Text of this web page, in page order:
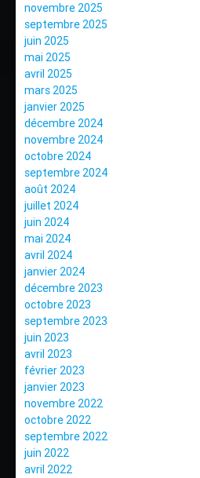
novembre 2025
septembre 2025
juin 2025
mai 2025
avril 2025
mars 2025
janvier 2025
décembre 2024
novembre 2024
octobre 2024
septembre 2024
août 2024
juillet 2024
juin 2024
mai 2024
avril 2024
janvier 2024
décembre 2023
octobre 2023
septembre 2023
juin 2023
avril 2023
février 2023
janvier 2023
novembre 2022
octobre 2022
septembre 2022
juin 2022
avril 2022